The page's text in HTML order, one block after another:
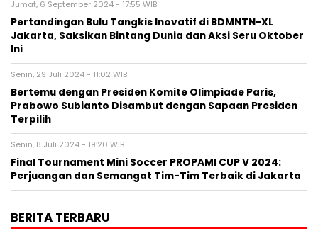
Jumat, 6 September 2024 - 17:55 WIB
Pertandingan Bulu Tangkis Inovatif di BDMNTN-XL
Jakarta, Saksikan Bintang Dunia dan Aksi Seru Oktober
Ini
Senin, 29 Juli 2024 - 11:02 WIB
Bertemu dengan Presiden Komite Olimpiade Paris,
Prabowo Subianto Disambut dengan Sapaan Presiden
Terpilih
Senin, 8 Juli 2024 - 19:20 WIB
Final Tournament Mini Soccer PROPAMI CUP V 2024:
Perjuangan dan Semangat Tim-Tim Terbaik di Jakarta
BERITA TERBARU